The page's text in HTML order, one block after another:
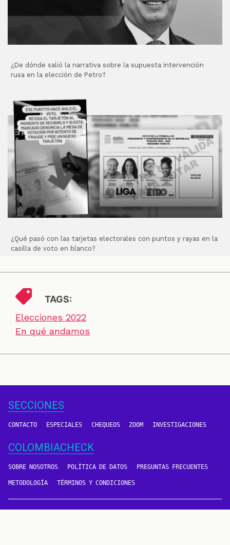
¿De dónde salió la narrativa sobre la supuesta intervención
rusa en la elección de Petro?
¿Qué pasó con las tarjetas electorales con puntos y rayas en la
casilla de voto en blanco?
TAGS:
Elecciones 2022
En qué andamos
SECCIONES
CONTACTO ESPECIALES CHEQUEOS ZOOM INVESTIGACIONES
COLOMBIACHECK
SOBRE NOSOTROS POLÍTICA DE DATOS PREGUNTAS FRECUENTES
METODOLOGÍA TÉRMINOS Y CONDICIONES